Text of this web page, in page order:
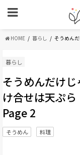
HOME 暮らし そうめん
暮らし
そうめんだけ
け合せは天ぷ
Page 2
そうめん 料理